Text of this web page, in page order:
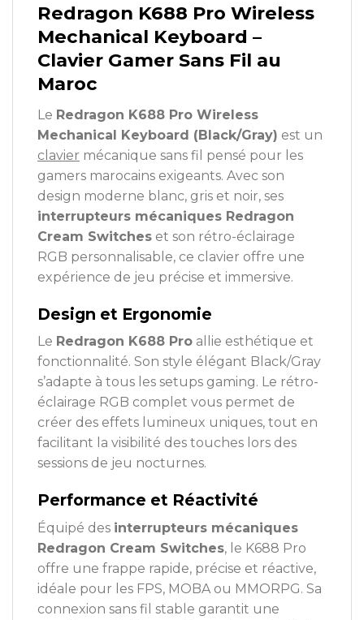
Redragon K688 Pro Wireless
Mechanical Keyboard –
Clavier Gamer Sans Fil au
Maroc
Le Redragon K688 Pro Wireless
Mechanical Keyboard (Black/Gray) est un
clavier mécanique sans fil pensé pour les
gamers marocains exigeants. Avec son
design moderne blanc, gris et noir, ses
interrupteurs mécaniques Redragon
Cream Switches et son rétro-éclairage
RGB personnalisable, ce clavier offre une
expérience de jeu précise et immersive.
Design et Ergonomie
Le Redragon K688 Pro allie esthétique et
fonctionnalité. Son style élégant Black/Gray
s’adapte à tous les setups gaming. Le rétro-
éclairage RGB complet vous permet de
créer des effets lumineux uniques, tout en
facilitant la visibilité des touches lors des
sessions de jeu nocturnes.
Performance et Réactivité
Équipé des interrupteurs mécaniques
Redragon Cream Switches, le K688 Pro
offre une frappe rapide, précise et réactive,
idéale pour les FPS, MOBA ou MMORPG. Sa
connexion sans fil stable garantit une